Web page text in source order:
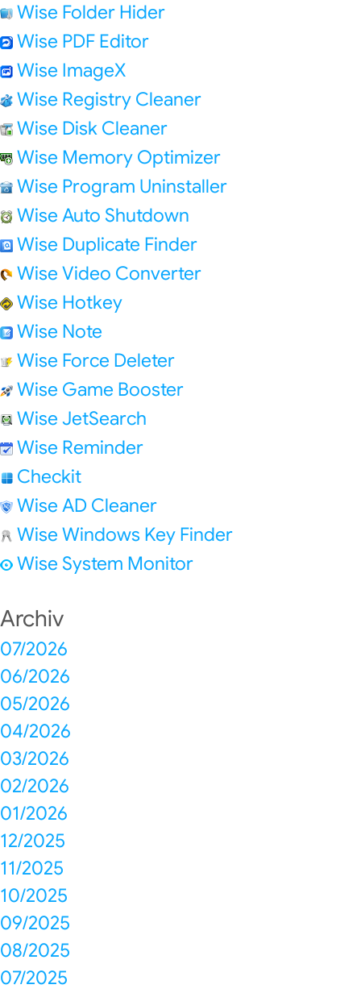
Wise Folder Hider
Wise PDF Editor
Wise ImageX
Wise Registry Cleaner
Wise Disk Cleaner
Wise Memory Optimizer
Wise Program Uninstaller
Wise Auto Shutdown
Wise Duplicate Finder
Wise Video Converter
Wise Hotkey
Wise Note
Wise Force Deleter
Wise Game Booster
Wise JetSearch
Wise Reminder
Checkit
Wise AD Cleaner
Wise Windows Key Finder
Wise System Monitor
Archiv
07/2026
06/2026
05/2026
04/2026
03/2026
02/2026
01/2026
12/2025
11/2025
10/2025
09/2025
08/2025
07/2025